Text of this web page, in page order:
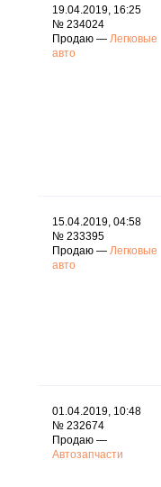
19.04.2019, 16:25
№ 234024
Продаю — Легковые
авто
15.04.2019, 04:58
№ 233395
Продаю — Легковые
авто
01.04.2019, 10:48
№ 232674
Продаю —
Автозапчасти